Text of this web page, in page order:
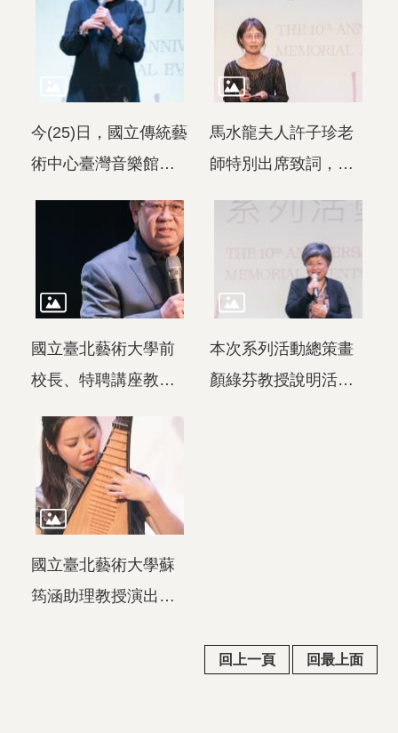
６）及各單位代表合
照。
今(25)日，國立傳統藝
術中心臺灣音樂館舉
年紀念系列活動宣告
記者會」，正式揭開
為期近一年的紀念活
動序幕，由中心主任
陳悅宜致詞。
馬水龍夫人許子珍老
師特別出席致詞，感
支持，讓這場紀念活
動得以圓滿啟動。
國立臺北藝術大學前
校長、特聘講座教授
詞。
本次系列活動總策畫
顏綠芬教授說明活動
國立臺北藝術大學蘇
筠涵助理教授演出馬
回上一頁 回最上面